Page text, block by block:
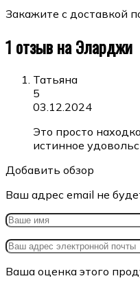
Закажите с доставкой
1 отзыв наЭларджи
Татьяна
5
03.12.2024
Это просто
истинное
Добавить обзор
Ваш адрес email не
Ваша оценка этого